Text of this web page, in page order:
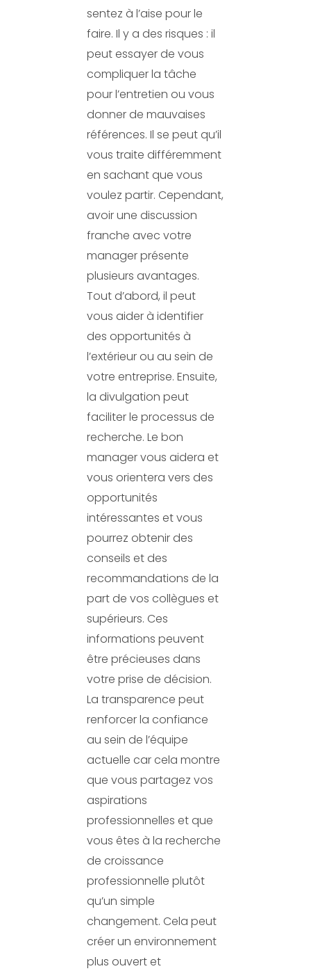
sentez à l’aise pour le
faire. Il y a des risques : il
peut essayer de vous
compliquer la tâche
pour l’entretien ou vous
donner de mauvaises
références. Il se peut qu’il
vous traite différemment
en sachant que vous
voulez partir. Cependant,
avoir une discussion
franche avec votre
manager présente
plusieurs avantages.
Tout d’abord, il peut
vous aider à identifier
des opportunités à
l’extérieur ou au sein de
votre entreprise. Ensuite,
la divulgation peut
faciliter le processus de
recherche. Le bon
manager vous aidera et
vous orientera vers des
opportunités
intéressantes et vous
pourrez obtenir des
conseils et des
recommandations de la
part de vos collègues et
supérieurs. Ces
informations peuvent
être précieuses dans
votre prise de décision.
La transparence peut
renforcer la confiance
au sein de l’équipe
actuelle car cela montre
que vous partagez vos
aspirations
professionnelles et que
vous êtes à la recherche
de croissance
professionnelle plutôt
qu’un simple
changement. Cela peut
créer un environnement
plus ouvert et